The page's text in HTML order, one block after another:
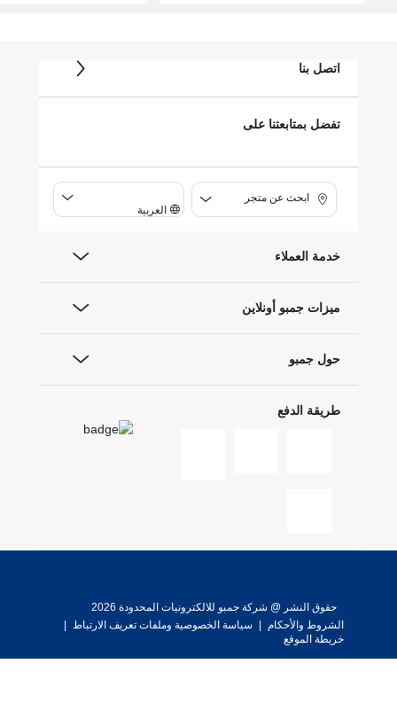
اتصل بنا
تفضل بمتابعتنا على
ابحث عن متجر
العربية
خدمة العملاء
ميزات جمبو أونلاين
حول جمبو
طريقة الدفع
حقوق النشر @ شركة جمبو للالكترونيات المحدودة 2026
الشروط والأحكام
سياسة الخصوصية وملفات تعريف الارتباط
خريطة الموقع